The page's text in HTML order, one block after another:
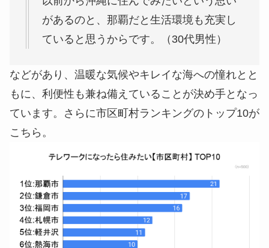
があるのと、那覇だと生活環境も充実し
ていると思うからです。（30代男性）
などがあり、温暖な気候やキレイな海への憧れとと
もに、利便性も兼ね備えていることが決め手となっ
ています。さらに市区町村ランキングのトップ10が
こちら。